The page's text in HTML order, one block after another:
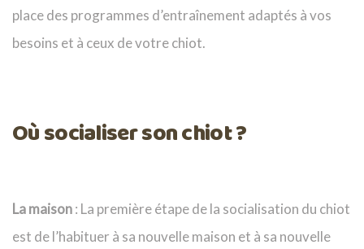
place des programmes d’entraînement adaptés à vos
besoins et à ceux de votre chiot.
Où socialiser son chiot ?
La maison: La première étape de la socialisation du chiot
est de l’habituer à sa nouvelle maison et à sa nouvelle